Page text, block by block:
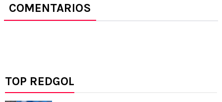
COMENTARIOS
TOP REDGOL